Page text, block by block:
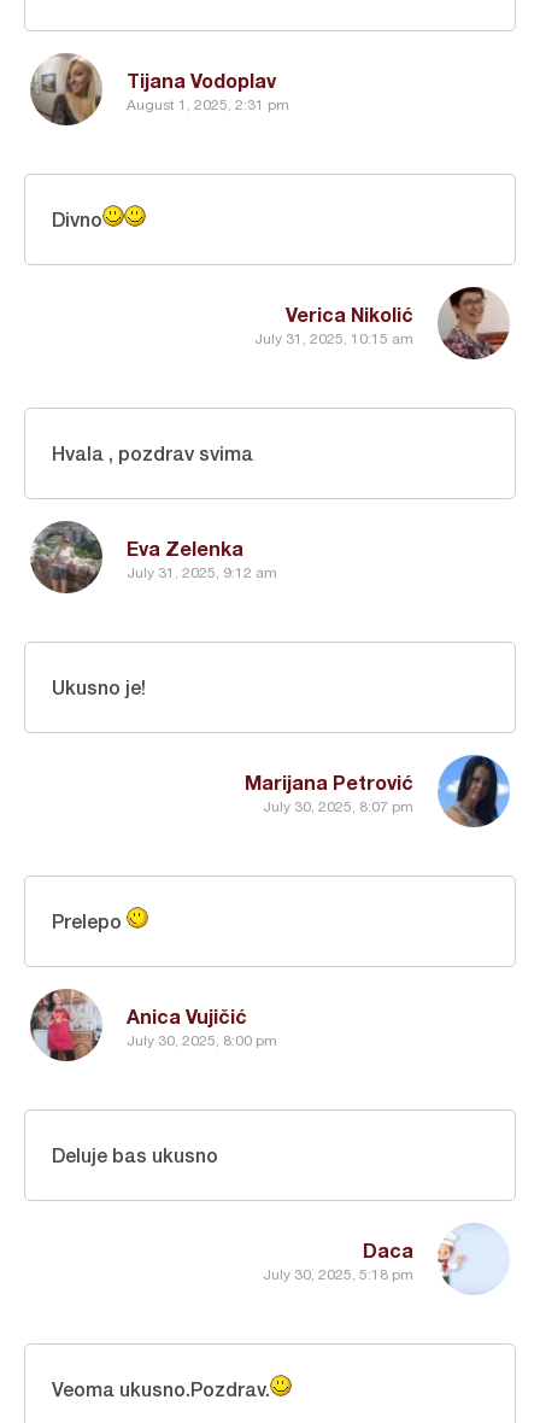
Tijana Vodoplav
August 1, 2025, 2:31 pm
Verica Nikolić
July 31, 2025, 10:15 am
Divno
Eva Zelenka
July 31, 2025, 9:12 am
Hvala , pozdrav svima
Marijana Petrović
July 30, 2025, 8:07 pm
Ukusno je!
Anica Vujičić
July 30, 2025, 8:00 pm
Prelepo
Daca
July 30, 2025, 5:18 pm
Deluje bas ukusno
Veoma ukusno.Pozdrav.